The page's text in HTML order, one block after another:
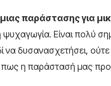
παράστασης για
Είναι πολύ
να δυσανασχετήσει,
η παράστασή μας